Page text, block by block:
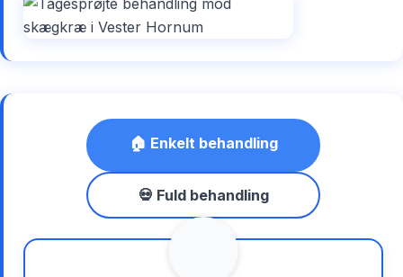
🏠 Enkelt behandling
💀 Fuld behandling